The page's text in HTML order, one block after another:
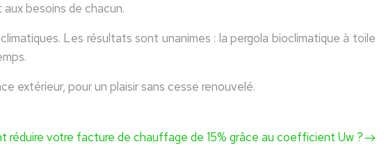
besoins de chacun.
Les résultats sont unanimes : la pergola bioclimatique à toile
extérieur, pour un plaisir sans cesse renouvelé.
réduire votre facture de chauffage de 15% grâce au coefficient Uw ?